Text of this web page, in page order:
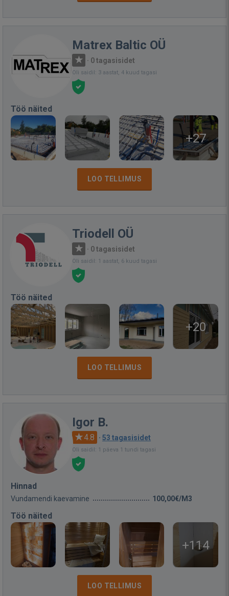
Matrex Baltic OÜ
· 0 tagasisidet
Oli saidil: 3 aastat, 4 kuud tagasi
Töö näited
+27
LOO TELLIMUS
Triodell OÜ
· 0 tagasisidet
Oli saidil: 1 aastat, 6 kuud tagasi
Töö näited
+20
LOO TELLIMUS
Igor B.
4.8 · 53 tagasisidet
Oli saidil: 1 päeva 1 tundi tagasi
Hinnad
Vundamendi kaevamine 100,00€/M3
Töö näited
+114
LOO TELLIMUS